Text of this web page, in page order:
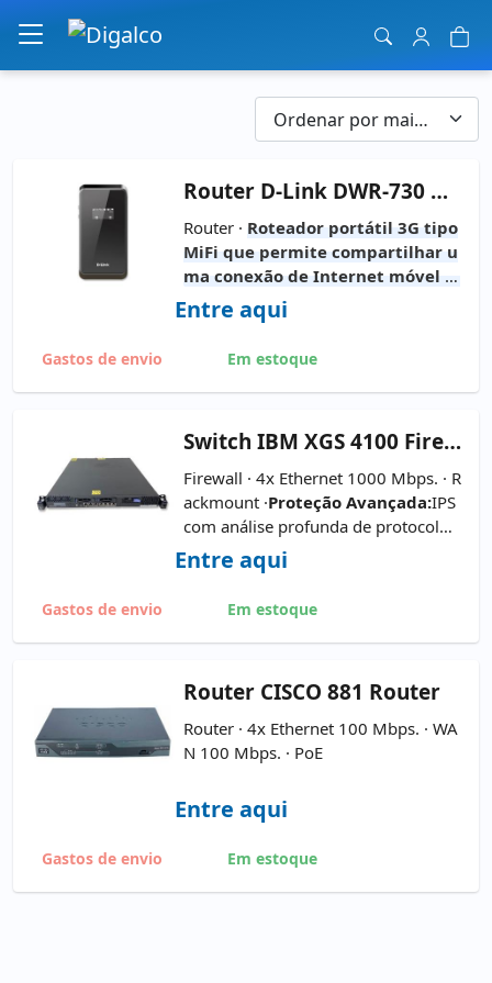
Navegação principal
RouterD-Link DWR-730 Router Wi-Fi 3G
Router · Roteador portátil 3G tipo
MiFi que permite compartilhar u
ma conexão de Internet móvel vi
a Wi-Fi de até 150 Mbps. Seu desi
gn compacto com bateria integr
ada torna-o uma solução ideal pa
ra ter conexão em viagens, escrit
órios temporários ou locais sem r
Entre aqui
Gastos de envio Em estoque
Switch IBM XGS 4100 FireWall
Firewall · 4x Ethernet 1000 Mbps. · R
ackmount ·Proteção Avançada:IPS
com análise profunda de protocolos
e reputação de IP do IBM X‑Force.
esempenho:Até 1 Gbps (IPS), 400 M
bps com inspeção SSL.
1 Módulo de Interface de Rede
(NIM) e até 6 segmentos protegidos.
armazenamento em SSD opcional.
estão Centralizada:Compatível co
m IBM Security SiteProtector.
Entre aqui
Gastos de envio Em estoque
RouterCISCO 881 Router
Router · 4x Ethernet 100 Mbps. · WA
N 100 Mbps. · PoE
Entre aqui
Gastos de envio Em estoque